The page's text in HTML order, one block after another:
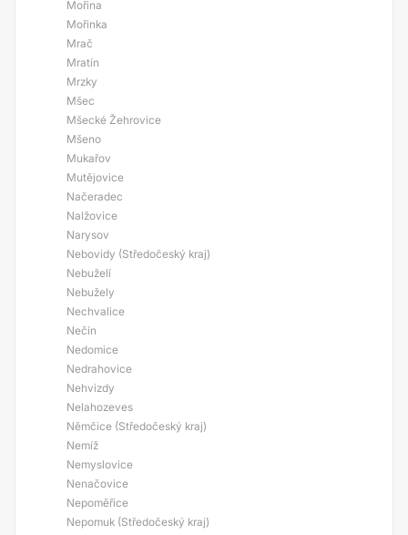
Mořina
Mořinka
Mrač
Mratín
Mrzky
Mšec
Mšecké Žehrovice
Mšeno
Mukařov
Mutějovice
Načeradec
Nalžovice
Narysov
Nebovidy (Středočeský kraj)
Nebuželí
Nebužely
Nechvalice
Nečín
Nedomice
Nedrahovice
Nehvizdy
Nelahozeves
Němčice (Středočeský kraj)
Nemíž
Nemyslovice
Nenačovice
Nepoměřice
Nepomuk (Středočeský kraj)